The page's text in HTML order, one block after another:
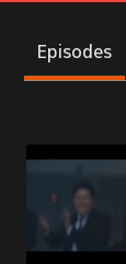
Episodes